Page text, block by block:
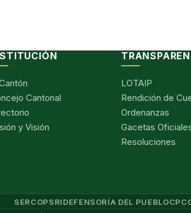
Cantonal
y Visión
LOTAIP
Rendición de
Ordenanzas
Gacetas
Resoluciones
SERCOPSRIDEFENSORÍA DEL PUEBLO